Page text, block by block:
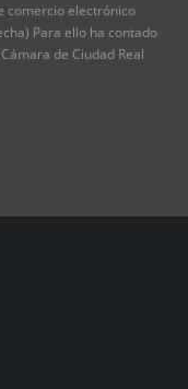
comercio electrónico
Para ello ha contado
de Ciudad Real